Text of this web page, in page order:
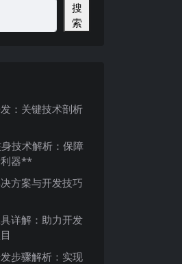
搜
索
：关键技术剖析
技术解析：保障
器**
方案与开发技巧
详解：助力开发
步骤解析：实现